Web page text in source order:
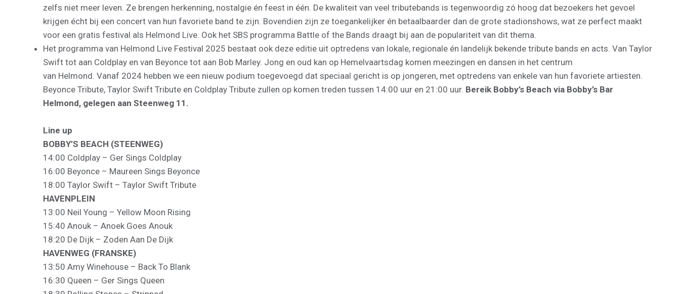
zelfs niet meer leven. Ze brengen herkenning, nostalgie én feest in één. De kwaliteit van veel tributebands is tegenwoordig zó hoog dat bezoekers het gevoel
krijgen écht bij een concert van hun favoriete band te zijn. Bovendien zijn ze toegankelijker én betaalbaarder dan de grote stadionshows, wat ze perfect maakt
voor een gratis festival als Helmond Live. Ook het SBS programma Battle of the Bands draagt bij aan de populariteit van dit thema.
Het programma van Helmond Live Festival 2025 bestaat ook deze editie uit optredens van lokale, regionale én landelijk bekende tribute bands en acts. Van Taylor
Swift tot aan Coldplay en van Beyonce tot aan Bob Marley. Jong en oud kan op Hemelvaartsdag komen meezingen en dansen in het centrum
van Helmond. Vanaf 2024 hebben we een nieuw podium toegevoegd dat speciaal gericht is op jongeren, met optredens van enkele van hun favoriete artiesten.
Beyonce Tribute, Taylor Swift Tribute en Coldplay Tribute zullen op komen treden tussen 14:00 uur en 21:00 uur. Bereik Bobby’s Beach via Bobby’s Bar
Helmond, gelegen aan Steenweg 11.
Line up
BOBBY’S BEACH (STEENWEG)
14:00 Coldplay – Ger Sings Coldplay
16:00 Beyonce – Maureen Sings Beyonce
18:00 Taylor Swift – Taylor Swift Tribute
HAVENPLEIN
13:00 Neil Young – Yellow Moon Rising
15:40 Anouk – Anoek Goes Anouk
18:20 De Dijk – Zoden Aan De Dijk
HAVENWEG (FRANSKE)
13:50 Amy Winehouse – Back To Blank
16:30 Queen – Ger Sings Queen